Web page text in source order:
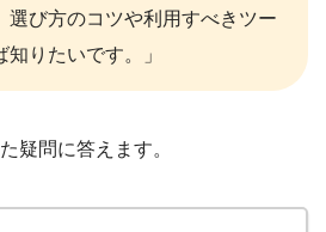
選び方のコツや利用すべきツー
りたいです。」
疑問に答えます。